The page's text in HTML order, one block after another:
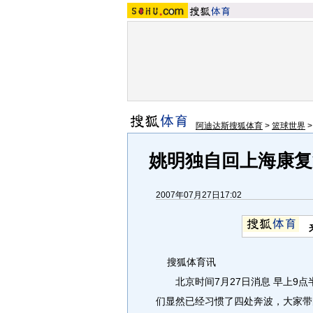
阿迪达斯搜狐体育 > 篮球世界
姚明独自回上海康
2007年07月27日17:02
搜狐体育讯
北京时间7月27日消息 早上9点
们显然已经习惯了四处奔波，大家